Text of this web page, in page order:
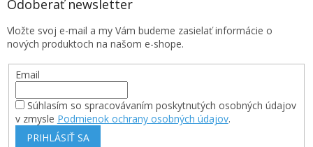
Odoberať newsletter
Vložte svoj e-mail a my Vám budeme zasielať informácie o
nových produktoch na našom e-shope.
Email
Súhlasím so spracovávaním poskytnutých osobných údajov
v zmysle Podmienok ochrany osobných údajov.
PRIHLÁSIŤ SA